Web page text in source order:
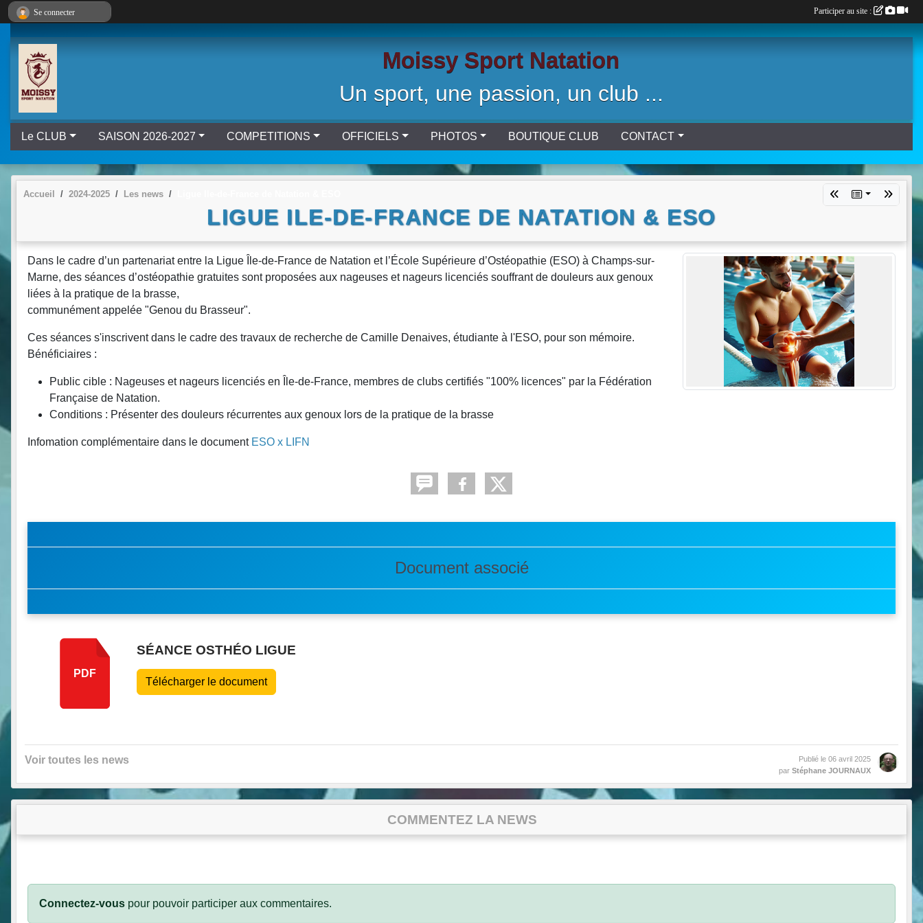
Moissy Sport Natation
Un sport, une passion, un club ...
Le CLUB SAISON 2026-2027 COMPETITIONS OFFICIELS PHOTOS BOUTIQUE CLUB CONTACT
Accueil 2024-2025 Les news
LIGUE ILE-DE-FRANCE DE NATATION & ESO
Dans le cadre d’un partenariat entre la Ligue Île-de-France de Natation et l’École Supérieure d’Ostéopathie (ESO) à Champs-sur-
Marne, des séances d’ostéopathie gratuites sont proposées aux nageuses et nageurs licenciés souffrant de douleurs aux genoux
liées à la pratique de la brasse,
communément appelée "Genou du Brasseur".
Ces séances s'inscrivent dans le cadre des travaux de recherche de Camille Denaives, étudiante à l'ESO, pour son mémoire.
Bénéficiaires :
Public cible : Nageuses et nageurs licenciés en Île-de-France, membres de clubs certifiés "100% licences" par la Fédération
Française de Natation.
Conditions : Présenter des douleurs récurrentes aux genoux lors de la pratique de la brasse
Infomation complémentaire dans le document ESO x LIFN
Document associé
PDF
SÉANCE OSTHÉO LIGUE
Télécharger le document
Voir toutes les news Publié le 06 avril 2025
par Stéphane JOURNAUX
COMMENTEZ LA NEWS
Connectez-vous pour pouvoir participer aux commentaires.
Se connecter Participer au site :
Panneau de gestion des cookies